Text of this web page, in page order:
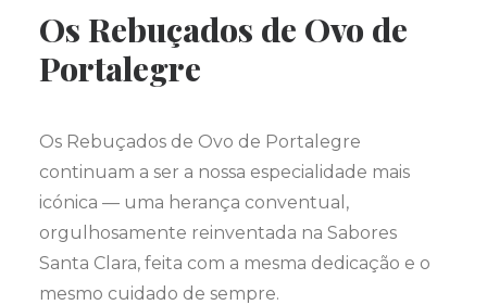
Os Rebuçados de Ovo de
Portalegre
Os Rebuçados de Ovo de Portalegre
continuam a ser a nossa especialidade mais
icónica — uma herança conventual,
orgulhosamente reinventada na Sabores
Santa Clara, feita com a mesma dedicação e o
mesmo cuidado de sempre.